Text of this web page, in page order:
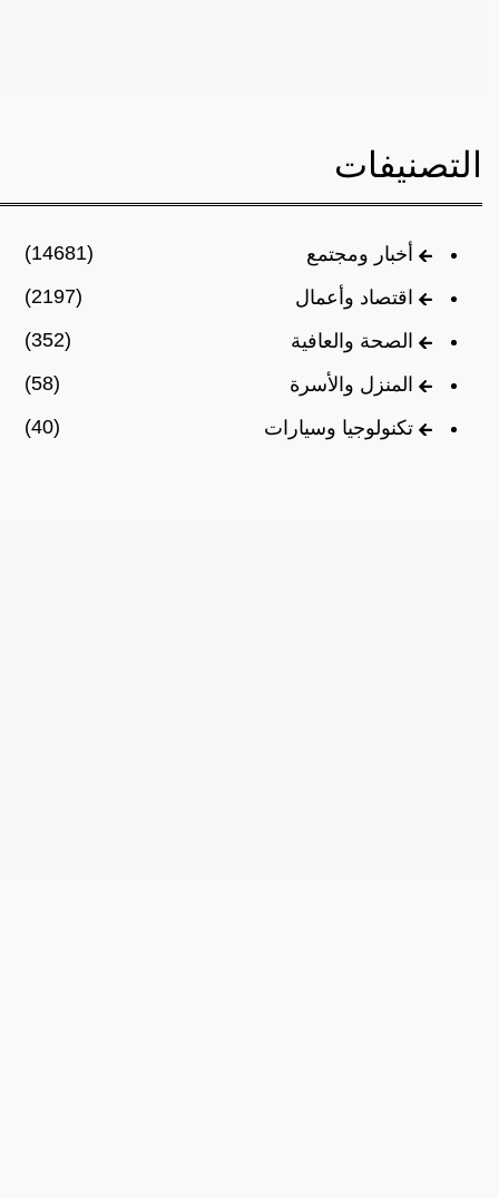
التصنيفات
أخبار ومجتمع
(14681)
اقتصاد وأعمال
(2197)
الصحة والعافية
(352)
المنزل والأسرة
(58)
تكنولوجيا وسيارات
(40)